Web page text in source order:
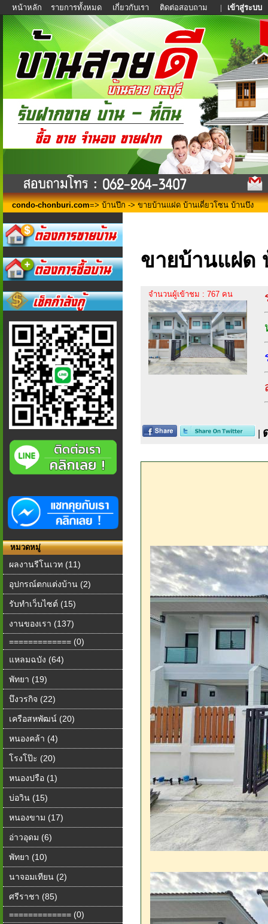
หน้าหลัก รายการทั้งหมด เกี่ยวกับเรา ติดต่อสอบถาม | เข้าสู่ระบบ
condo-chonburi.com=> บ้านปึก -> ขายบ้านแฝด บ้านเดี่ยวโซน บ้านบึง
หมวดหมู่
ผลงานรีโนเวท (11)
อุปกรณ์ตกแต่งบ้าน (2)
รับทำเว็บไซต์ (15)
งานของเรา (137)
============= (0)
แหลมฉบัง (64)
พัทยา (19)
บึงวรกิจ (22)
เครือสหพัฒน์ (20)
หนองคล้า (4)
โรงโป๊ะ (20)
หนองปรือ (1)
บ่อวิน (15)
หนองขาม (17)
อ่าวอุดม (6)
พัทยา (10)
นาจอมเทียน (2)
ศรีราชา (85)
============= (0)
ขายบ้านแฝด
จำนวนผู้เข้าชม : 767 คน